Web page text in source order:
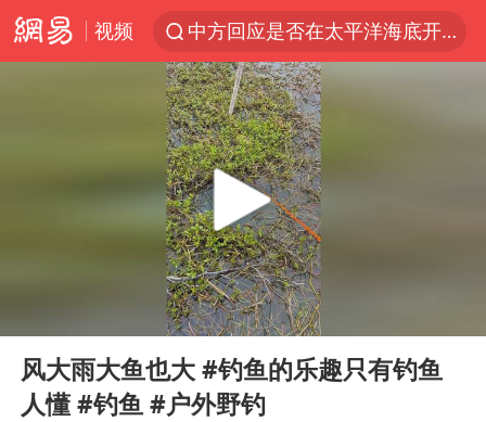
视频
中方回应是否在太平洋海底开采稀土
台风白海豚影响中国已成定局
看守所辅警收受10万获刑1年
U17国足1分钟轰2球
宇树科技发行价格150.80元/股
五粮液渠道价一箱上涨近百元
吉林一“温度计大楼”读数爆表
我国编制完成新版全月地质图
Play
风大雨大鱼也大 #钓鱼的乐趣只有钓鱼
人懂 #钓鱼 #户外野钓